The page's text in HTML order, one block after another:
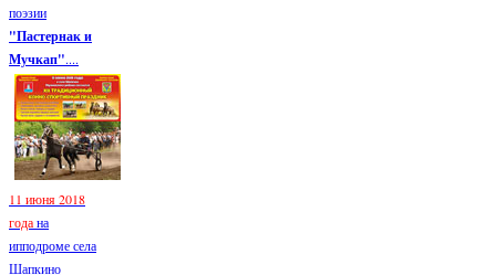
поэзии
"Пастернак и
Мучкап"....
11 июня 2018
годана
ипподроме села
Шапкино